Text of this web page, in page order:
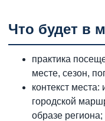
Что будет в
практика
месте, сезон,
контекст
городской
образе региона;